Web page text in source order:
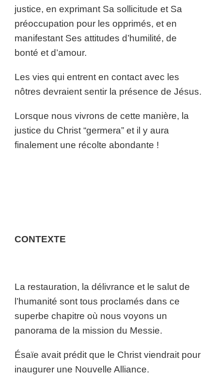
justice, en exprimant Sa sollicitude et Sa
préoccupation pour les opprimés, et en
manifestant Ses attitudes d’humilité, de
bonté et d’amour.
Les vies qui entrent en contact avec les
nôtres devraient sentir la présence de Jésus.
Lorsque nous vivrons de cette manière, la
justice du Christ “germera” et il y aura
finalement une récolte abondante !
CONTEXTE
La restauration, la délivrance et le salut de
l’humanité sont tous proclamés dans ce
superbe chapitre où nous voyons un
panorama de la mission du Messie.
Ésaïe avait prédit que le Christ viendrait pour
inaugurer une Nouvelle Alliance.